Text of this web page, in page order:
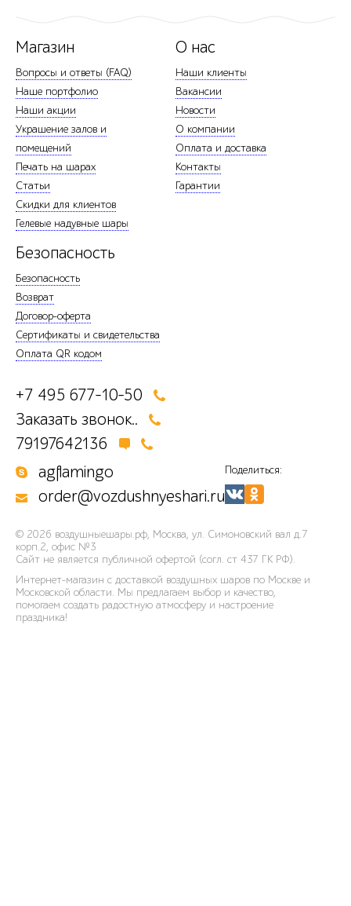
Магазин
Вопросы и ответы (FAQ)
Наше портфолио
Наши акции
Украшение залов и
помещений
Печать на шарах
Статьи
Скидки для клиентов
Гелевые надувные шары
О нас
Наши клиенты
Вакансии
Новости
О компании
Оплата и доставка
Контакты
Гарантии
Безопасность
Безопасность
Возврат
Договор-оферта
Сертификаты и свидетельства
Оплата QR кодом
+7 495 677-10-50
Заказать звонок..
79197642136
agflamingo
order@vozdushnyeshari.ru
Поделиться:
© 2026 воздушныешары.рф, Москва, ул. Симоновский вал д.7
корп.2, офис №3
Сайт не является публичной офертой (согл. ст 437 ГК РФ).
Интернет-магазин с доставкой воздушных шаров по Москве и
Московской области. Мы предлагаем выбор и качество,
помогаем создать радостную атмосферу и настроение
праздника!